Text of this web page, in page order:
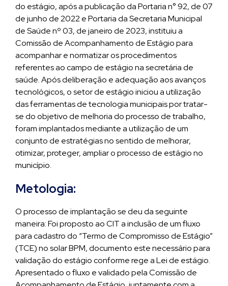
do estágio, após a publicação da Portaria n° 92, de 07
de junho de 2022 e Portaria da Secretaria Municipal
de Saúde nº 03, de janeiro de 2023, instituiu a
Comissão de Acompanhamento de Estágio para
acompanhar e normatizar os procedimentos
referentes ao campo de estágio na secretária de
saúde. Após deliberação e adequação aos avanços
tecnológicos, o setor de estágio iniciou a utilização
das ferramentas de tecnologia municipais por tratar-
se do objetivo de melhoria do processo de trabalho,
foram implantados mediante a utilização de um
conjunto de estratégias no sentido de melhorar,
otimizar, proteger, ampliar o processo de estágio no
município.
Metologia:
O processo de implantação se deu da seguinte
maneira: Foi proposto ao CIT a inclusão de um fluxo
para cadastro do “Termo de Compromisso de Estágio”
(TCE) no solar BPM, documento este necessário para
validação do estágio conforme rege a Lei de estágio.
Apresentado o fluxo e validado pela Comissão de